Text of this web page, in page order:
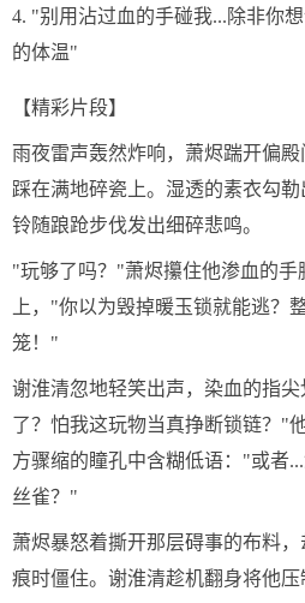
4. "别用沾过血的手碰我...除非你
的体温"
【精彩片段】
雨夜雷声轰然炸响，萧烬踹开偏
踩在满地碎瓷上。湿透的素衣勾
铃随踉跄步伐发出细碎悲鸣。
"玩够了吗？"萧烬攥住他渗血的手
上，"你以为毁掉暖玉锁就能逃？
笼！"
谢淮清忽地轻笑出声，染血的指
了？怕我这玩物当真挣断锁链？"
方骤缩的瞳孔中含糊低语："或者
丝雀？"
萧烬暴怒着撕开那层碍事的布料
痕时僵住。谢淮清趁机翻身将他